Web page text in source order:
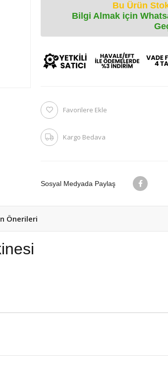
Bu Ürün
Bilgi Almak için
Favorilere Ekle
Kargo Bedava
Sosyal Medyada Paylaş
Önerileri